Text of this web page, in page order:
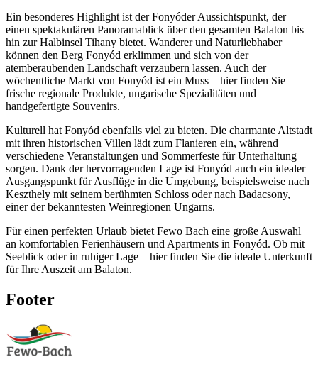
Ein besonderes Highlight ist der Fonyóder Aussichtspunkt, der
einen spektakulären Panoramablick über den gesamten Balaton bis
hin zur Halbinsel Tihany bietet. Wanderer und Naturliebhaber
können den Berg Fonyód erklimmen und sich von der
atemberaubenden Landschaft verzaubern lassen. Auch der
wöchentliche Markt von Fonyód ist ein Muss – hier finden Sie
frische regionale Produkte, ungarische Spezialitäten und
handgefertigte Souvenirs.
Kulturell hat Fonyód ebenfalls viel zu bieten. Die charmante Altstadt
mit ihren historischen Villen lädt zum Flanieren ein, während
verschiedene Veranstaltungen und Sommerfeste für Unterhaltung
sorgen. Dank der hervorragenden Lage ist Fonyód auch ein idealer
Ausgangspunkt für Ausflüge in die Umgebung, beispielsweise nach
Keszthely mit seinem berühmten Schloss oder nach Badacsony,
einer der bekanntesten Weinregionen Ungarns.
Für einen perfekten Urlaub bietet Fewo Bach eine große Auswahl
an komfortablen Ferienhäusern und Apartments in Fonyód. Ob mit
Seeblick oder in ruhiger Lage – hier finden Sie die ideale Unterkunft
für Ihre Auszeit am Balaton.
Footer